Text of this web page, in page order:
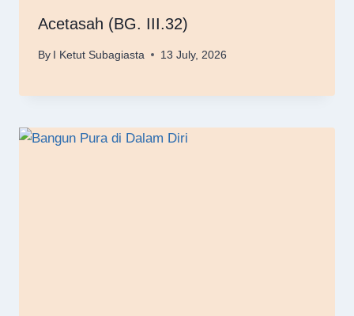
Acetasah (BG. III.32)
By I Ketut Subagiasta 13 July, 2026